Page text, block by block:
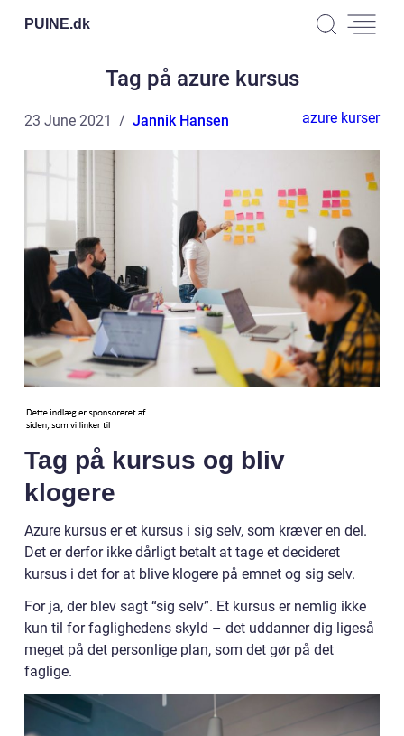
PUINE.dk
Tag på azure kursus
23 June 2021 Jannik Hansen azure kurser
Tag på kursus og bliv
klogere
Azure kursus er et kursus i sig selv, som kræver en del.
Det er derfor ikke dårligt betalt at tage et decideret
kursus i det for at blive klogere på emnet og sig selv.
For ja, der blev sagt “sig selv”. Et kursus er nemlig ikke
kun til for faglighedens skyld – det uddanner dig ligeså
meget på det personlige plan, som det gør på det
faglige.